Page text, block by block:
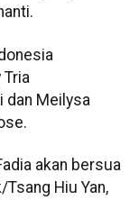
dan Meilysa
akan bersua
Hiu Yan,